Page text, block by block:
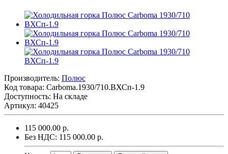
Производитель: Полюс
Код товара: Carboma.1930/710.ВХСп-1.9
Доступность: На складе
Артикул: 40425
115 000.00 р.
Без НДС: 115 000.00 р.